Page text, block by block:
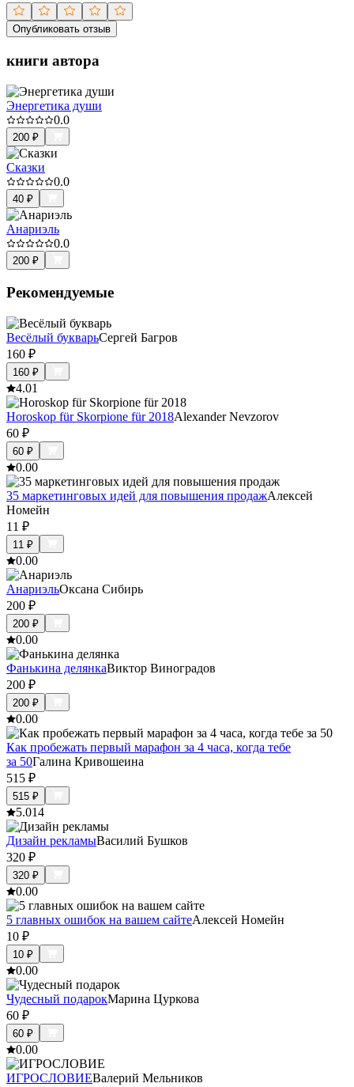
Опубликовать отзыв
книги автора
Энергетика души
0.0
200 ₽
Сказки
0.0
40 ₽
Анариэль
0.0
200 ₽
Рекомендуемые
Весёлый букварьСергей Багров
160 ₽
160 ₽
4.01
Horoskop für Skorpione für 2018Alexander Nevzorov
60 ₽
60 ₽
0.00
35 маркетинговых идей для повышения продажАлексей
Номейн
11 ₽
11 ₽
0.00
АнариэльОксана Сибирь
200 ₽
200 ₽
0.00
Фанькина делянкаВиктор Виноградов
200 ₽
200 ₽
0.00
Как пробежать первый марафон за 4 часа, когда тебе
за 50Галина Кривошеина
515 ₽
515 ₽
5.014
Дизайн рекламыВасилий Бушков
320 ₽
320 ₽
0.00
5 главных ошибок на вашем сайтеАлексей Номейн
10 ₽
10 ₽
0.00
Чудесный подарокМарина Цуркова
60 ₽
60 ₽
0.00
ИГРОСЛОВИЕВалерий Мельников